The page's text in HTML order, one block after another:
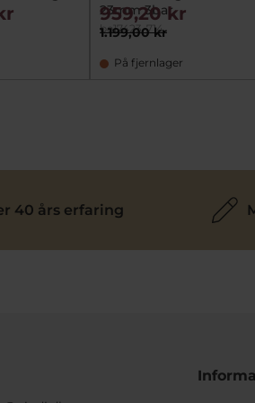
23mm 3bar
be17423-714
1.199,00 kr
959,20 kr
På fjernlager
40 års erfaring